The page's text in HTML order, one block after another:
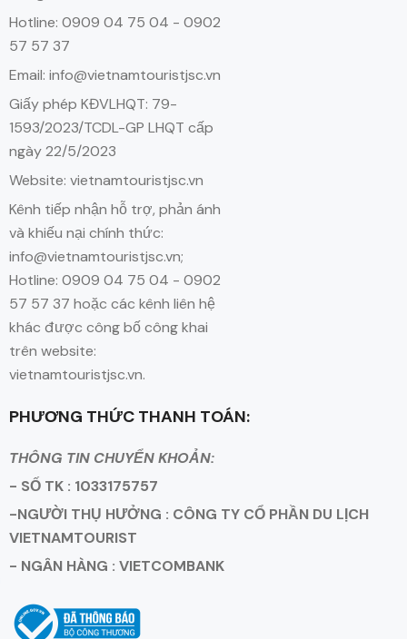
Hotline: 0909 04 75 04 - 0902
57 57 37
Email: info@vietnamtouristjsc.vn
Giấy phép KĐVLHQT: 79-
1593/2023/TCDL-GP LHQT cấp
ngày 22/5/2023
Website: vietnamtouristjsc.vn
Kênh tiếp nhận hỗ trợ, phản ánh
và khiếu nại chính thức:
info@vietnamtouristjsc.vn;
Hotline: 0909 04 75 04 - 0902
57 57 37 hoặc các kênh liên hệ
khác được công bố công khai
trên website:
vietnamtouristjsc.vn.
PHƯƠNG THỨC THANH TOÁN:
THÔNG TIN CHUYỂN KHOẢN:
- SỐ TK : 1033175757
-NGƯỜI THỤ HƯỞNG : CÔNG TY CỔ PHẦN DU LỊCH
VIETNAMTOURIST
- NGÂN HÀNG : VIETCOMBANK